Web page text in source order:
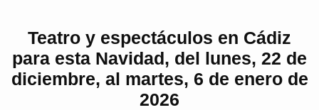
Teatro y espectáculos en Cádiz
para esta Navidad, del lunes, 22 de
diciembre, al martes, 6 de enero de
2026